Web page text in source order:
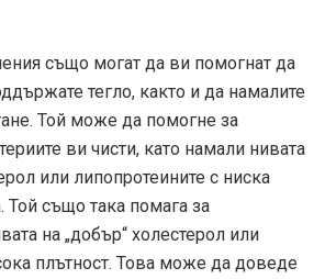
също могат да ви помогнат да
тегло, както и да намалите
Той може да помогне за
ви чисти, като намали нивата
или липопротеините с ниска
Той също така помага за
на „добър“ холестерол или
плътност. Това може да доведе